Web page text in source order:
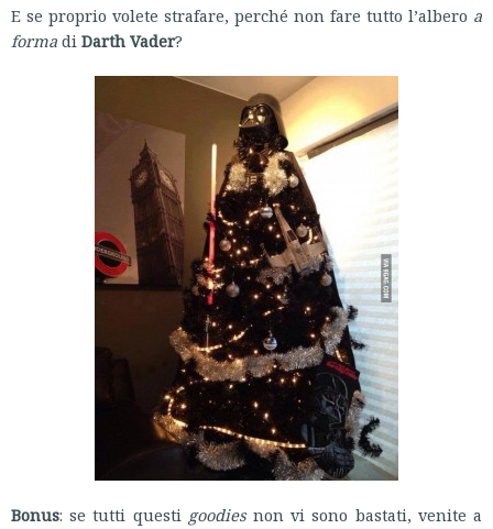
E se proprio volete strafare, perché non fare tutto l’albero a
forma di Darth Vader?
Bonus: se tutti questi goodiesnon vi sono bastati, venite a